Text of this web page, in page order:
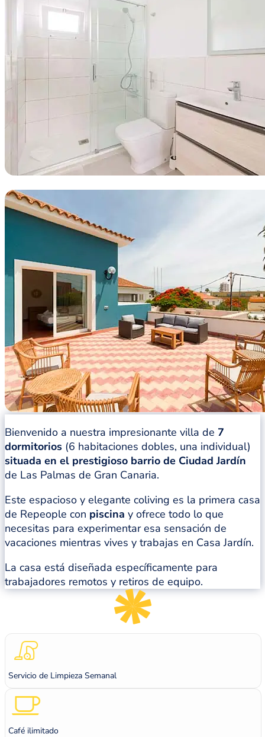
Bienvenido a nuestra impresionante villa de 7
dormitorios (6 habitaciones dobles, una individual)
situada en el prestigioso barrio de Ciudad Jardín
de Las Palmas de Gran Canaria.
Este espacioso y elegante coliving es la primera casa
de Repeople con piscina y ofrece todo lo que
necesitas para experimentar esa sensación de
vacaciones mientras vives y trabajas en Casa Jardín.
La casa está diseñada específicamente para
trabajadores remotos y retiros de equipo.
Servicio de Limpieza Semanal
Café ilimitado